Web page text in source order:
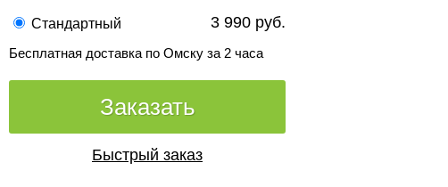
Стандартный 3 990 руб.
Бесплатная доставка по Омску за 2 часа
Заказать
Быстрый заказ